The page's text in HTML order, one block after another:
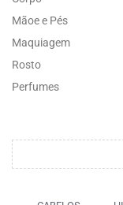
Mãoe e Pés
Maquiagem
Rosto
Perfumes